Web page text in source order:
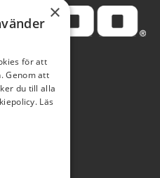
×
för att
Genom att
du till alla
Läs